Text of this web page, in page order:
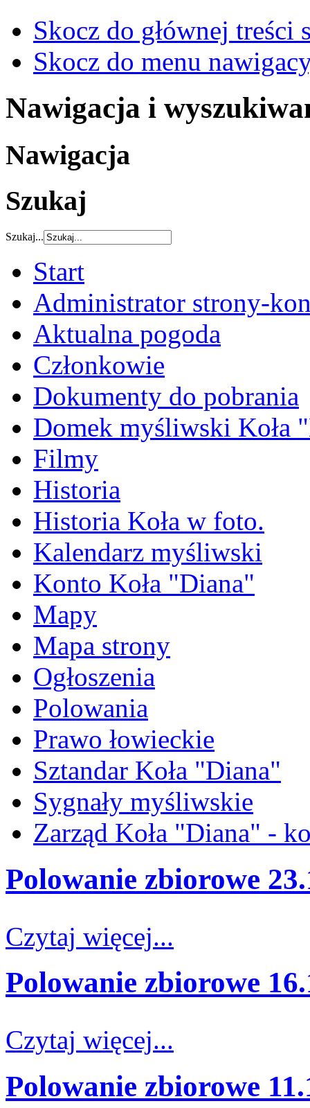
Skocz do głównej treści
Skocz do menu
Nawigacja i
Nawigacja
Szukaj
Szukaj...
Start
Administrator strony-
Aktualna pogoda
Członkowie
Dokumenty do pobrania
Domek myśliwski Koła
Filmy
Historia
Historia Koła w foto.
Kalendarz myśliwski
Konto Koła "Diana"
Mapy
Mapa strony
Ogłoszenia
Polowania
Prawo łowieckie
Sztandar Koła "Diana"
Sygnały myśliwskie
Zarząd Koła "Diana" -
Polowanie zbiorowe
Czytaj więcej...
Polowanie zbiorowe
Czytaj więcej...
Polowanie zbiorowe